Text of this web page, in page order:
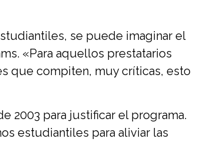
se puede imaginar el
«Para aquellos prestatarios
que compiten, muy críticas, esto
2003 para justificar el programa.
estudiantiles para aliviar las